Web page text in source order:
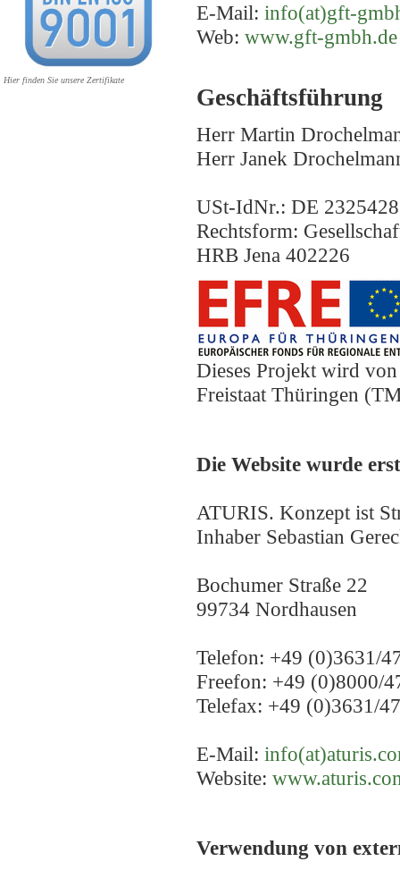
Hier finden Sie unsere Zertifikate
E-Mail: info(at)gft-
Web: www.gft-gmbh.de
Geschäftsführung
Herr Martin
Herr Janek
USt-IdNr.: DE
Rechtsform:
HRB Jena 402226
Dieses Projekt wird
Freistaat Thüringen
Die Website wurde
ATURIS. Konzept ist
Inhaber Sebastian
Bochumer Straße 22
99734 Nordhausen
Telefon: +49 (0)3631/
Freefon: +49 (0)8000/
Telefax: +49 (0)3631/
E-Mail:
Website:
Verwendung von